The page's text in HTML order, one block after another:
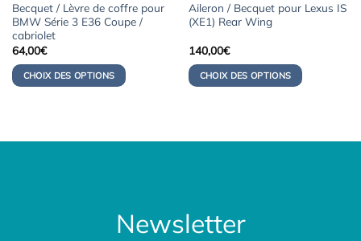
Becquet / Lèvre de coffre pour
BMW Série 3 E36 Coupe /
cabriolet
64,00€
CHOIX DES OPTIONS
Aileron / Becquet pour Lexus IS
(XE1) Rear Wing
140,00€
CHOIX DES OPTIONS
Newsletter